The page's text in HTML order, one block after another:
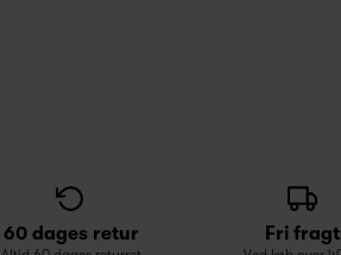
60 dages retur Fri fragt